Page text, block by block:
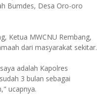
Bumdes, Desa Oro-oro
Ketua MWCNU Rembang,
dari masyarakat sekitar.
adalah Kapolres
3 bulan sebagai
ucapnya.